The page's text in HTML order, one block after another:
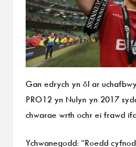
Gan edrych yn ôl ar
PRO12 yn Nulyn yn 2017
chwarae wrth ochr ei frawd
Ychwanegodd: “Roedd